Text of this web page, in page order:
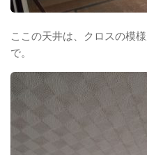
ここの天井は、クロスの模
で。